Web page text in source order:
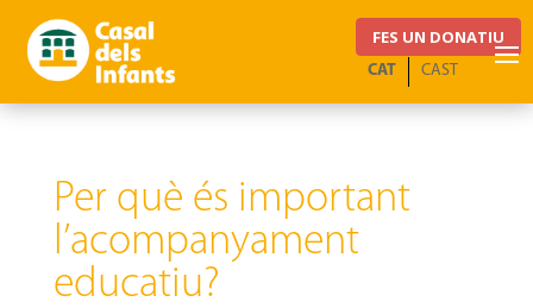
FES UN DONATIU
CAST
CAT
Per què és important
l’acompanyament
educatiu?